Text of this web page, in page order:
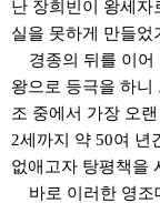
난 장희빈이 왕세자
실을 못하게 만들었
경종의 뒤를 이어
왕으로 등극을 하니
조 중에서 가장 오랜
2세까지 약 50여 년
없애고자 탕평책을
바로 이러한 영조